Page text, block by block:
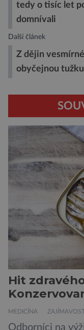
tedy o tisíc let
domnívali
Další článek
Z dějin
obyčejnou
Hit
MEDICÍNA ZAJÍMAVOSTI
Odborníci na